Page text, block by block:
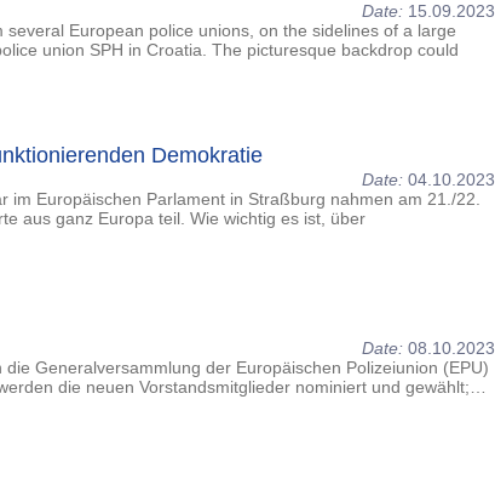
Date: 15.09.2023
European police unions, on the sidelines of a large
union SPH in Croatia. The picturesque backdrop could
Demokratie
Date: 04.10.2023
im Europäischen Parlament in Straßburg nahmen am 21./22.
aus ganz Europa teil. Wie wichtig es ist, über
Date: 08.10.2023
Generalversammlung der Europäischen Polizeiunion (EPU)
die neuen Vorstandsmitglieder nominiert und gewählt;…